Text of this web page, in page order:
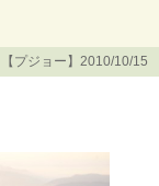
【プジョー】2010/10/15